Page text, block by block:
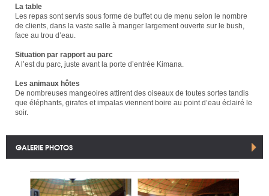
La table
Les repas sont servis sous forme de buffet ou de menu selon le nombre
de clients, dans la vaste salle à manger largement ouverte sur le bush,
face au trou d’eau.
Situation par rapport au parc
A l’est du parc, juste avant la porte d’entrée Kimana.
Les animaux hôtes
De nombreuses mangeoires attirent des oiseaux de toutes sortes tandis
que éléphants, girafes et impalas viennent boire au point d’eau éclairé le
soir.
GALERIE PHOTOS